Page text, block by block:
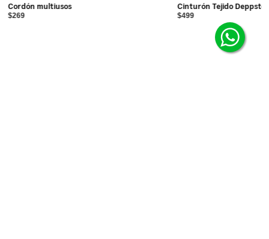
Cordón multiusos
$269
Cinturón Tejido Deppster
$499